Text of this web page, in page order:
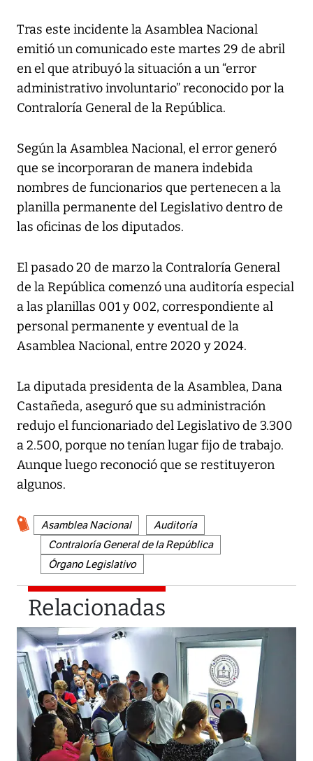
Tras este incidente la Asamblea Nacional
emitió un comunicado este martes 29 de abril
en el que atribuyó la situación a un “error
administrativo involuntario” reconocido por la
Contraloría General de la República.
Según la Asamblea Nacional, el error generó
que se incorporaran de manera indebida
nombres de funcionarios que pertenecen a la
planilla permanente del Legislativo dentro de
las oficinas de los diputados.
El pasado 20 de marzo la Contraloría General
de la República comenzó una auditoría especial
a las planillas 001 y 002, correspondiente al
personal permanente y eventual de la
Asamblea Nacional, entre 2020 y 2024.
La diputada presidenta de la Asamblea, Dana
Castañeda, aseguró que su administración
redujo el funcionariado del Legislativo de 3.300
a 2.500, porque no tenían lugar fijo de trabajo.
Aunque luego reconoció que se restituyeron
algunos.
Asamblea Nacional
Auditoría
Contraloría General de la República
Órgano Legislativo
Relacionadas